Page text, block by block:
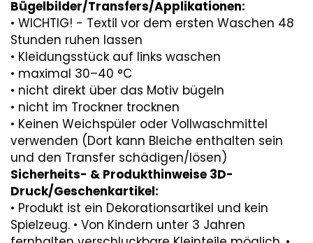
Bügelbilder/Transfers/Applikationen:
• WICHTIG! - Textil vor dem ersten Waschen 48
Stunden ruhen lassen
• Kleidungsstück auf links waschen
• maximal 30–40 °C
• nicht direkt über das Motiv bügeln
• nicht im Trockner trocknen
• Keinen Weichspüler oder Vollwaschmittel
verwenden (Dort kann Bleiche enthalten sein
und den Transfer schädigen/lösen)
Sicherheits- & Produkthinweise 3D-
Druck/Geschenkartikel:
• Produkt ist ein Dekorationsartikel und kein
Spielzeug. • Von Kindern unter 3 Jahren